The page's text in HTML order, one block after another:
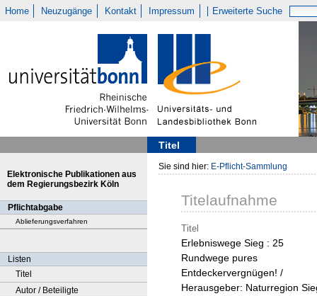
Home Neuzugänge Kontakt Impressum Erweiterte Suche
Titel
Elektronische Publikationen aus
dem Regierungsbezirk Köln
Pflichtabgabe
Ablieferungsverfahren
Listen
Titel
Autor / Beteiligte
Sie sind hier: E-Pflicht-Sammlung
Titelaufnahme
Titel
Erlebniswege Sieg : 25
Rundwege pures
Entdeckervergnügen! /
Herausgeber: Naturregion